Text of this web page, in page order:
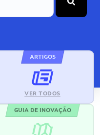
ARTIGOS
VER TODOS
GUIA DE INOVAÇÃO